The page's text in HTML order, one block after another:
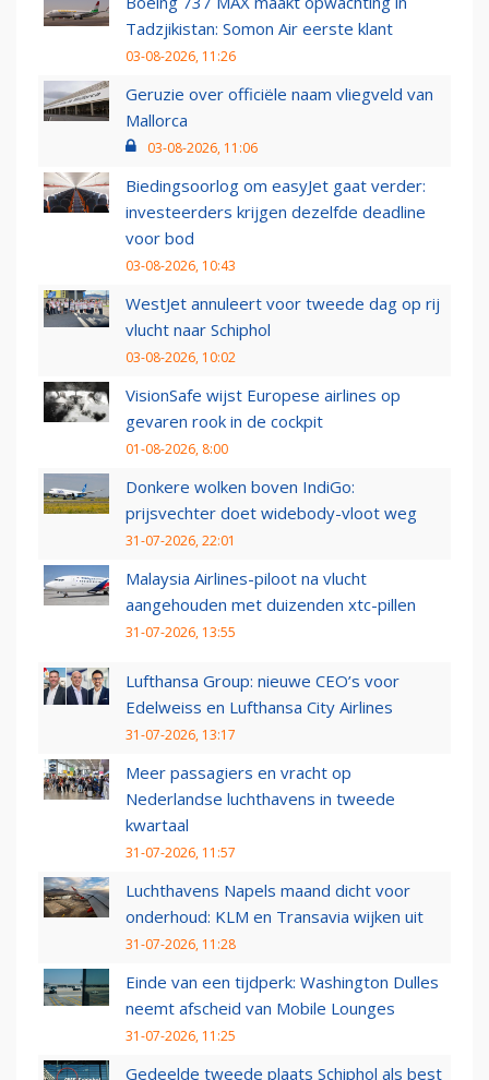
Tadzjikistan: Somon Air eerste klant
03-08-2026, 11:26
Geruzie over officiële naam vliegveld van
Mallorca
03-08-2026, 11:06
Biedingsoorlog om easyJet gaat verder:
investeerders krijgen dezelfde deadline
voor bod
03-08-2026, 10:43
WestJet annuleert voor tweede dag op rij
vlucht naar Schiphol
03-08-2026, 10:02
VisionSafe wijst Europese airlines op
gevaren rook in de cockpit
01-08-2026, 8:00
Donkere wolken boven IndiGo:
prijsvechter doet widebody-vloot weg
31-07-2026, 22:01
Malaysia Airlines-piloot na vlucht
aangehouden met duizenden xtc-pillen
31-07-2026, 13:55
Lufthansa Group: nieuwe CEO’s voor
Edelweiss en Lufthansa City Airlines
31-07-2026, 13:17
Meer passagiers en vracht op
Nederlandse luchthavens in tweede
kwartaal
31-07-2026, 11:57
Luchthavens Napels maand dicht voor
onderhoud: KLM en Transavia wijken uit
31-07-2026, 11:28
Einde van een tijdperk: Washington Dulles
neemt afscheid van Mobile Lounges
31-07-2026, 11:25
Gedeelde tweede plaats Schiphol als best